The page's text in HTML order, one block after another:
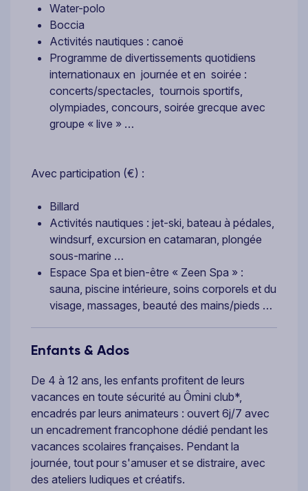
Water-polo
Boccia
Activités nautiques : canoë
Programme de divertissements quotidiens
internationaux en journée et en soirée :
concerts/spectacles, tournois sportifs,
olympiades, concours, soirée grecque avec
groupe « live » …
Avec participation (€) :
Billard
Activités nautiques : jet-ski, bateau à pédales,
windsurf, excursion en catamaran, plongée
sous-marine …
Espace Spa et bien-être « Zeen Spa » :
sauna, piscine intérieure, soins corporels et du
visage, massages, beauté des mains/pieds …
Enfants & Ados
De 4 à 12 ans, les enfants profitent de leurs
vacances en toute sécurité au Ômini club*,
encadrés par leurs animateurs : ouvert 6j/7 avec
un encadrement francophone dédié pendant les
vacances scolaires françaises. Pendant la
journée, tout pour s'amuser et se distraire, avec
des ateliers ludiques et créatifs.